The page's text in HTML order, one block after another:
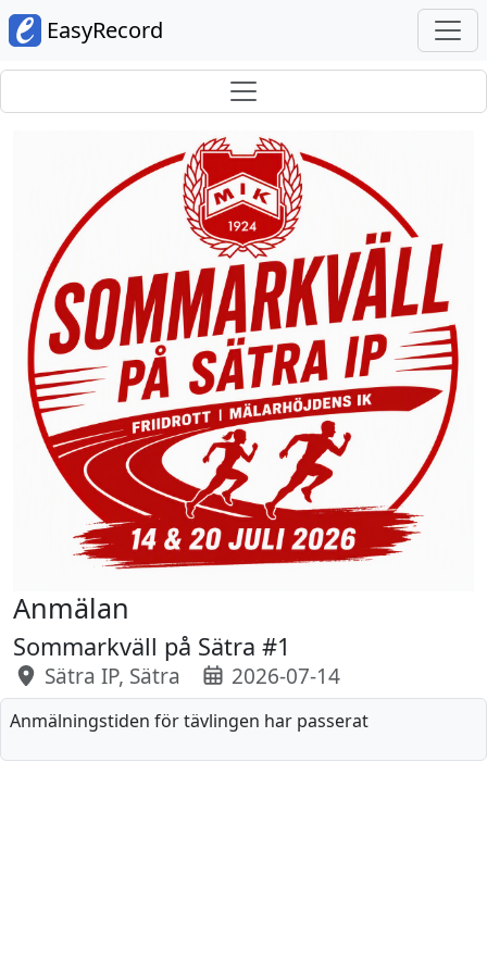
EasyRecord
Anmälan
Sommarkväll på Sätra #1
Sätra IP, Sätra 2026-07-14
Anmälningstiden för tävlingen har passerat